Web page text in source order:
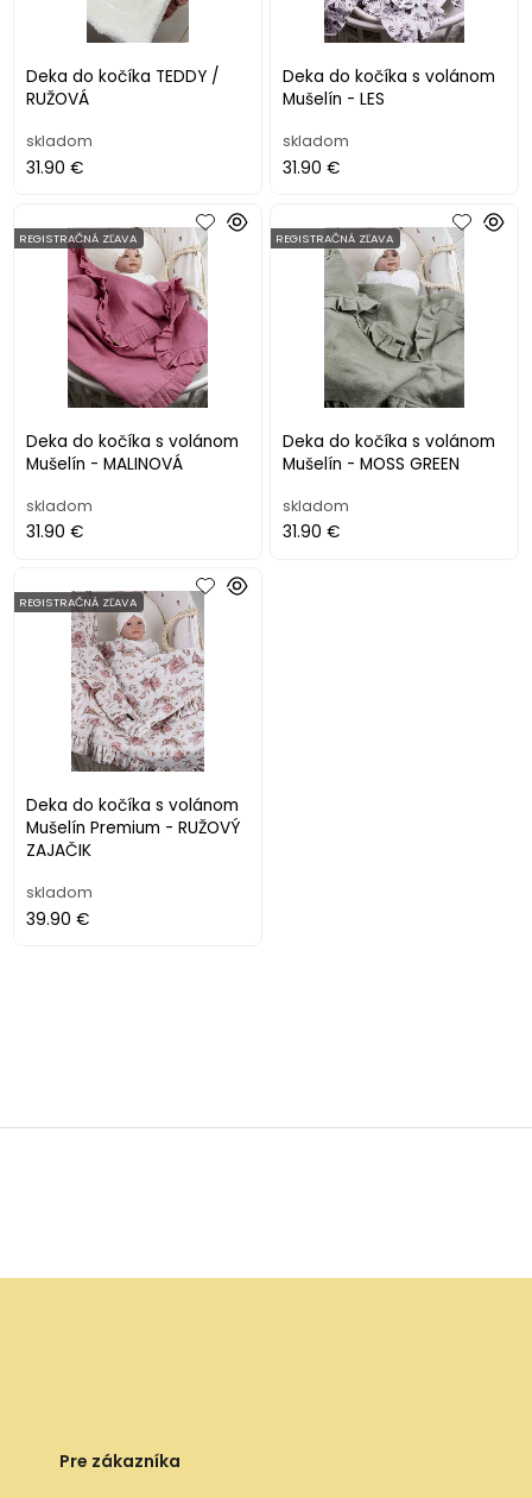
Deka do kočíka TEDDY /
RUŽOVÁ
skladom
31.90 €
Deka do kočíka s volánom
Mušelín - LES
skladom
31.90 €
Deka do kočíka s volánom
Mušelín - MALINOVÁ
REGISTRAČNÁ ZĽAVA
skladom
31.90 €
Deka do kočíka s volánom
Mušelín - MOSS GREEN
REGISTRAČNÁ ZĽAVA
skladom
31.90 €
Deka do kočíka s volánom
Mušelín Premium - RUŽOVÝ
ZAJAČIK
REGISTRAČNÁ ZĽAVA
skladom
39.90 €
Pre zákazníka